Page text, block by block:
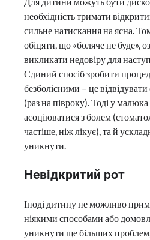
необхідність тримати
сильне натискання на ясна.
обіцяти, що «боляче не буде»,
викликати недовіру для
Єдиний спосіб зробити
безболісними – це
(раз на півроку). Тоді у
асоціюватися з болем
частіше, ніж лікує), та й
уникнути.
Невідкритий рот
Іноді дитину не можливо
ніякими способами або
уникнути ще більших проблем,